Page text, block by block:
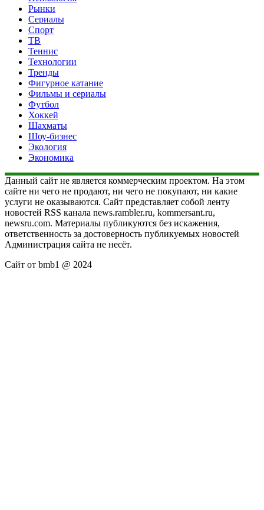
Рынки
Сериалы
Спорт
ТВ
Теннис
Технологии
Тренды
Фигурное катание
Фильмы и сериалы
Футбол
Хоккей
Шахматы
Шоу-бизнес
Экология
Экономика
Данный сайт не является коммерческим проектом. На этом
сайте ни чего не продают, ни чего не покупают, ни какие
услуги не оказываются. Сайт представляет собой ленту
новостей RSS канала news.rambler.ru, kommersant.ru,
newsru.com. Материалы публикуются без искажения,
ответственность за достоверность публикуемых новостей
Администрация сайта не несёт.
Сайт от bmb1 @ 2024